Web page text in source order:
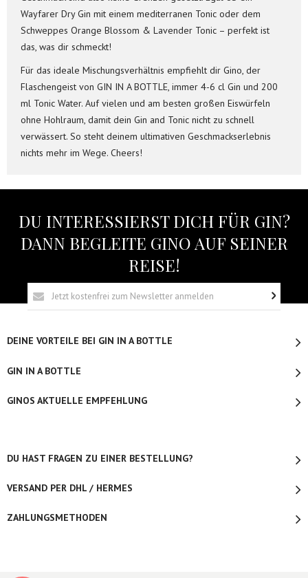
Wayfarer Dry Gin mit einem mediterranen Tonic oder dem
Schweppes Orange Blossom & Lavender Tonic – perfekt ist
das, was dir schmeckt!
Für das ideale Mischungsverhältnis empfiehlt dir Gino, der
Flaschengeist von GIN IN A BOTTLE, immer 4-6 cl Gin und 200
ml Tonic Water. Auf vielen und am besten großen Eiswürfeln
ohne Hohlraum, damit dein Gin and Tonic nicht zu schnell
verwässert. So steht deinem ultimativen Geschmackserlebnis
nichts mehr im Wege. Cheers!
DU INTERESSIERST DICH FÜR GIN?
DANN BEGLEITE GINO AUF SEINER
REISE!
DEINE VORTEILE BEI GIN IN A BOTTLE
GIN IN A BOTTLE
GINOS AKTUELLE EMPFEHLUNG
DU HAST FRAGEN ZU EINER BESTELLUNG?
VERSAND PER DHL / HERMES
ZAHLUNGSMETHODEN